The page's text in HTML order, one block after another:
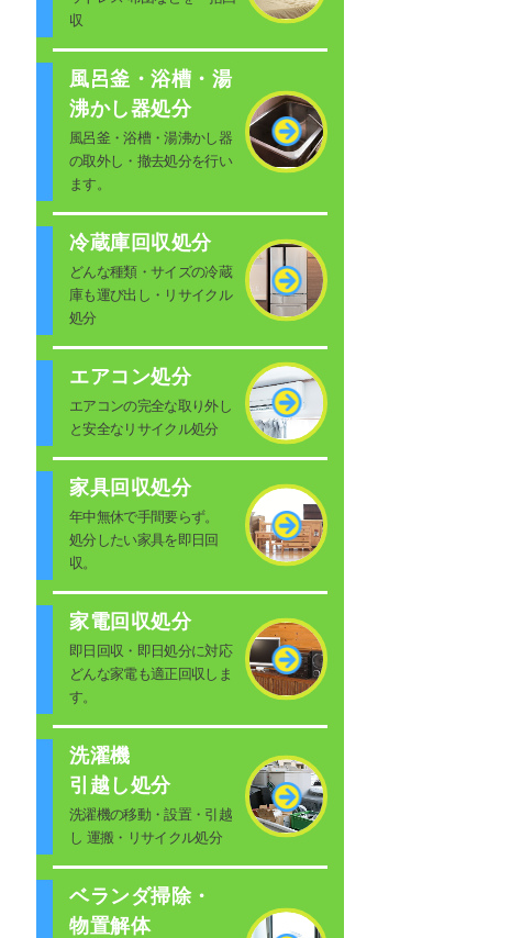
収
風呂釜・浴槽・湯
沸かし器処分
風呂釜・浴槽・湯沸かし器
の取外し・撤去処分を行い
ます。
冷蔵庫回収処分
どんな種類・サイズの冷蔵
庫も運び出し・リサイクル
処分
エアコン処分
エアコンの完全な取り外し
と安全なリサイクル処分
家具回収処分
年中無休で手間要らず。
処分したい家具を即日回
収。
家電回収処分
即日回収・即日処分に対応
どんな家電も適正回収しま
す。
洗濯機
引越し処分
洗濯機の移動・設置・引越
し 運搬・リサイクル処分
ベランダ掃除・
物置解体